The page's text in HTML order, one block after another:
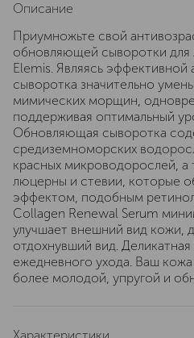
Описание
Приумножьте свой
обновляющей сыворотки для
Elemis. Являясь эффективной
сыворотка значительно
мимических морщин,
поддерживая оптимальный
Обновляющая сыворотка
средиземноморских
красных микроводорослей, а
люцерны и стевии, которые
эффектом, подобным
Collagen Renewal Serum
улучшает внешний вид кожи,
отдохнувший вид.
ежедневного ухода. Ваш кожа
более молодой, упругой и